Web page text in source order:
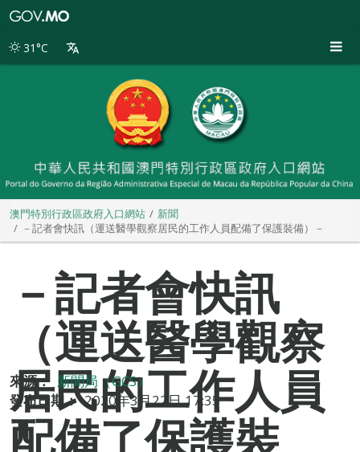
別
31°C
澳門特別行政區政府入口網站
新聞
－記者會快訊（運送醫學觀察居民的工作人員配備了保護裝備）－
－記者會快訊
（運送醫學觀察
居民的工作人員
配備了保護裝
來源： 新聞局（GCS）
發布日期： 2020年3月22日 17:35